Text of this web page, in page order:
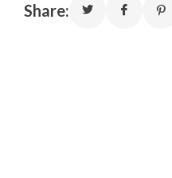
Share: